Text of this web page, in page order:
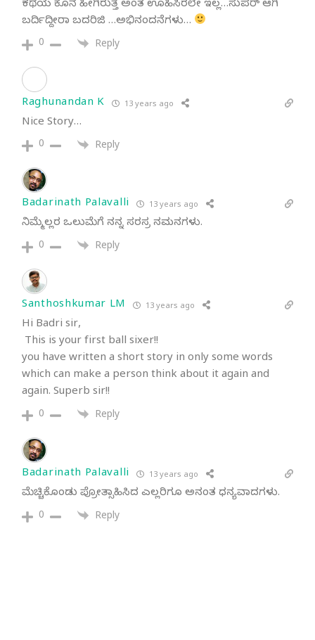
ಕಥೆಯ ಕೊನೆ ಹೀಗಿರುತ್ತೆ ಅಂತ ಊಹಿಸಿರಲೇ ಇಲ್ಲ…ಸುಪರ್ ಆಗಿ
ಬರ್ದಿದ್ದೀರಾ ಬದರಿಜಿ …ಅಭಿನಂದನೆಗಳು…
0 Reply
Raghunandan K 13 years ago
Nice Story…
0 Reply
Badarinath Palavalli 13 years ago
ನಿಮ್ಮೆಲ್ಲರ ಒಲುಮೆಗೆ ನನ್ನ ಸರಸ್ರ ನಮನಗಳು.
0 Reply
Santhoshkumar LM 13 years ago
Hi Badri sir,
This is your first ball sixer!!
you have written a short story in only some words
which can make a person think about it again and
again. Superb sir!!
0 Reply
Badarinath Palavalli 13 years ago
ಮೆಚ್ಚಿಕೊಂಡು ಪ್ರೋತ್ಸಾಹಿಸಿದ ಎಲ್ಲರಿಗೂ ಅನಂತ ಧನ್ಯವಾದಗಳು.
0 Reply